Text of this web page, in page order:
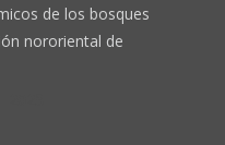
de los bosques
nororiental de